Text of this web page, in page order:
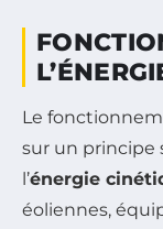
Le
sur un principe
l’énergie
éoliennes,